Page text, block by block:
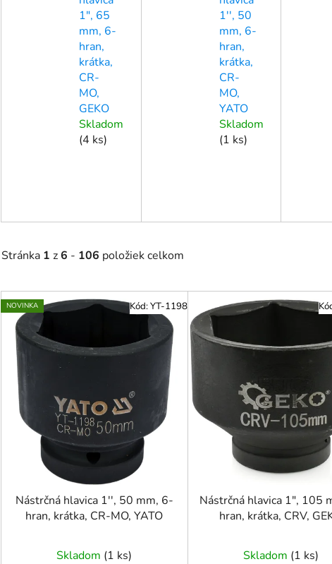
1", 65
mm, 6-
hran,
krátka,
CR-
MO,
GEKO
Skladom
(4 ks)
1'', 50
mm, 6-
hran,
krátka,
CR-
MO,
YATO
Skladom
(1 ks)
Stránka 1 z6 - 106 položiek celkom
V
ýNOVINKA
Nástrčná hlavica 1'', 50 mm, 6-
hran, krátka, CR-MO, YATO
Skladom (1 ks)
Kód:YT-1198
Nástrčná hlavica 1", 105
hran, krátka, CRV,
Skladom (1 ks)